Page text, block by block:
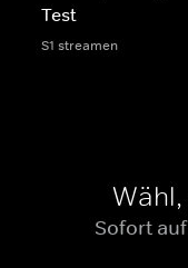
Test
S1 streamen
Sofort